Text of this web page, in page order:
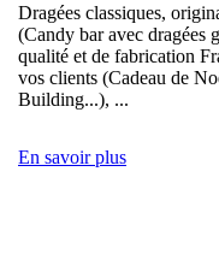
Dragées classiques,
(Candy bar avec dragées
qualité et de fabrication
vos clients (Cadeau de
Building...), ...
En savoir plus